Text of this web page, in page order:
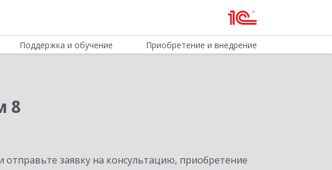
Поддержка и обучение Приобретение и внедрение
8
заявку на консультацию, приобретение